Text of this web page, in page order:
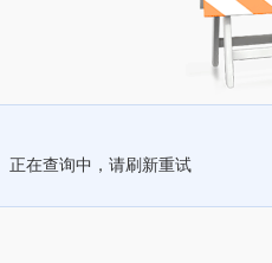
正在查询中，请刷新重试